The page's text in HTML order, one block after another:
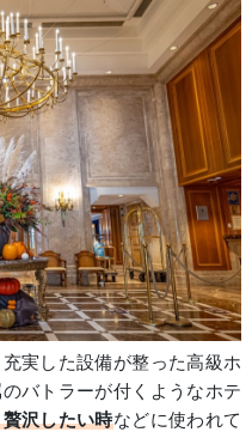
実した設備が整った高級ホ
バトラーが付くようなホテ
沢したい時などに使われて